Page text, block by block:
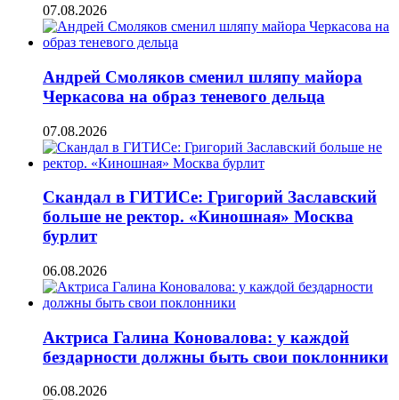
07.08.2026
Андрей Смоляков сменил шляпу майора
Черкасова на образ теневого дельца
07.08.2026
Скандал в ГИТИСе: Григорий Заславский
больше не ректор. «Киношная» Москва
бурлит
06.08.2026
Актриса Галина Коновалова: у каждой
бездарности должны быть свои поклонники
06.08.2026